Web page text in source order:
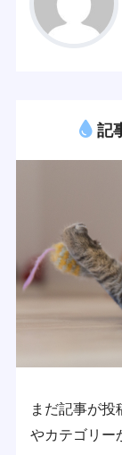
記
まだ記事が投
やカテゴリー